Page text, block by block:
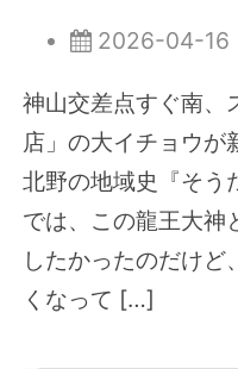
2026-04-16
神山交差点すぐ南、
店」の大イチョウが
北野の地域史『そう
では、この龍王大神
したかったのだけど
くなって […]